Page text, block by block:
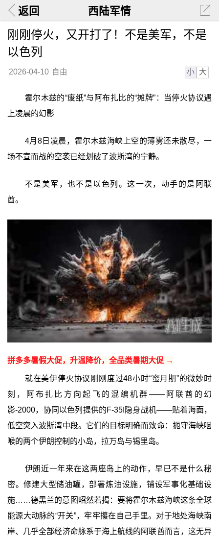
返回 西陆军情
刚刚停火，又开打了！不是美军，不是
以色列
2026-04-10 自由 小 大
霍尔木兹的“废纸”与阿布扎比的“摊牌”：当停火协议遇
上凌晨的幻影
4月8日凌晨，霍尔木兹海峡上空的薄雾还未散尽，一
场不宣而战的空袭已经划破了波斯湾的宁静。
不是美军，也不是以色列。这一次，动手的是阿联
酋。
拼多多暑假大促，升温降价，全品类暑期大促 →
就在美伊停火协议刚刚度过48小时“蜜月期”的微妙时
刻，阿布扎比方向起飞的混编机群——阿联酋的幻
影-2000，协同以色列提供的F-35I隐身战机——贴着海面，
低空突入波斯湾中段。它们的目标明确而致命：扼守海峡咽
喉的两个伊朗控制的小岛，拉万岛与锡里岛。
伊朗近一年来在这两座岛上的动作，早已不是什么秘
密。修建大型储油罐，部署炼油设施，铺设军事化基础设
施……德黑兰的意图昭然若揭：要将霍尔木兹海峡这条全球
能源大动脉的“开关”，牢牢攥在自己手里。对于地处海峡南
岸、几乎全部经济命脉系于海上航线的阿联酋而言，这无异